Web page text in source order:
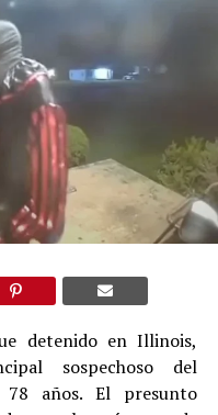
detenido en Illinois,
sospechoso del
años. El presunto